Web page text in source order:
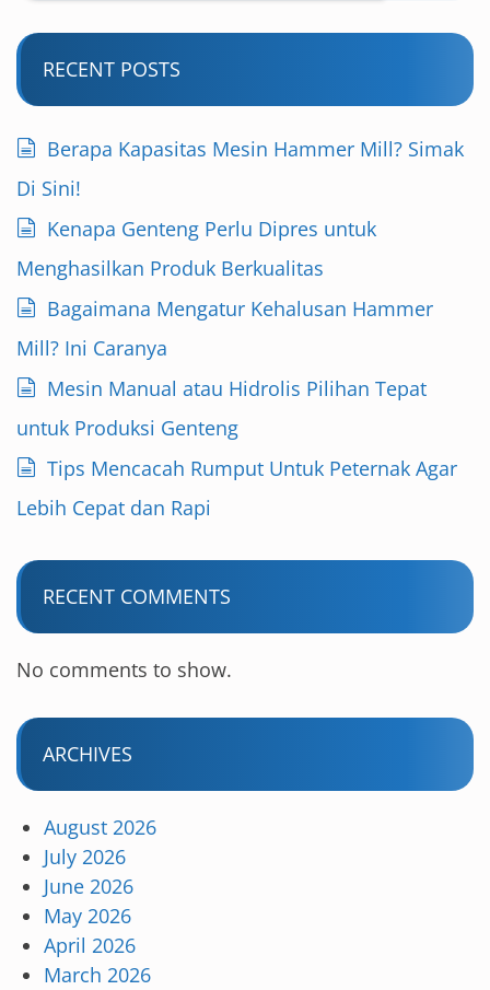
RECENT POSTS
Berapa Kapasitas Mesin Hammer Mill? Simak
Di Sini!
Kenapa Genteng Perlu Dipres untuk
Menghasilkan Produk Berkualitas
Bagaimana Mengatur Kehalusan Hammer
Mill? Ini Caranya
Mesin Manual atau Hidrolis Pilihan Tepat
untuk Produksi Genteng
Tips Mencacah Rumput Untuk Peternak Agar
Lebih Cepat dan Rapi
RECENT COMMENTS
No comments to show.
ARCHIVES
August 2026
July 2026
June 2026
May 2026
April 2026
March 2026